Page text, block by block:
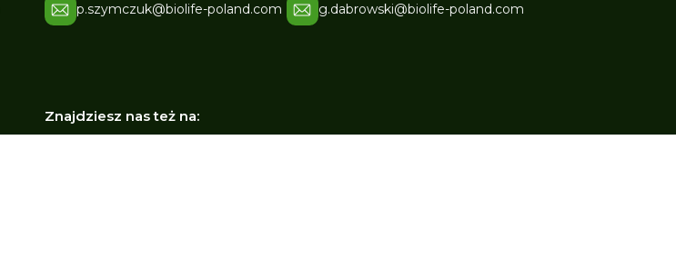
p.szymczuk@biolife-poland.com g.dabrowski@biolife-poland.com
Znajdziesz nas też na: